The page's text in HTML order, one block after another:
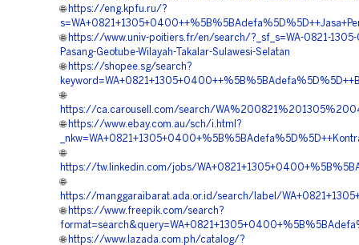
🌐 https://eng.kpfu.ru/?
🌐 https://www.univ-poitiers.fr/en/search/?_sf_s=WA-0821-
Pasang-Geotube-Wilayah-Takalar-Sulawesi-Selatan
🌐 https://shopee.sg/search?
🌐
https://ca.carousell.com/search/
🌐 https://www.ebay.com.au/sch/i.html?
🌐
https://tw.linkedin.com/jobs/
🌐
https://manggaraibarat.ada.or.id/search/label/
🌐 https://www.freepik.com/search?
🌐 https://www.lazada.com.ph/catalog/?